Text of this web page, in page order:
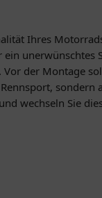
Ihres
unerwünschtes
der Montage
sondern
wechseln Sie